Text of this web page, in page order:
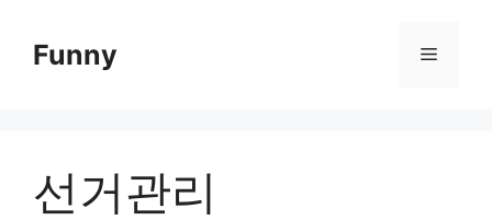
contentFunny Menu
선거관리